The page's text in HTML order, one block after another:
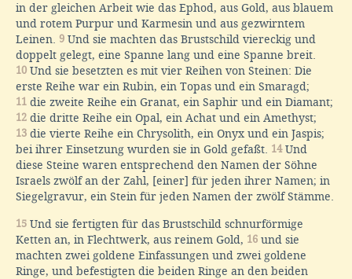
in der gleichen Arbeit wie das Ephod, aus Gold, aus blauem
und rotem Purpur und Karmesin und aus gezwirntem
Leinen. 9 Und sie machten das Brustschild viereckig und
doppelt gelegt, eine Spanne lang und eine Spanne breit.
10 Und sie besetzten es mit vier Reihen von Steinen: Die
erste Reihe war ein Rubin, ein Topas und ein Smaragd;
11 die zweite Reihe ein Granat, ein Saphir und ein Diamant;
12 die dritte Reihe ein Opal, ein Achat und ein Amethyst;
13 die vierte Reihe ein Chrysolith, ein Onyx und ein Jaspis;
bei ihrer Einsetzung wurden sie in Gold gefaßt. 14Und
diese Steine waren entsprechend den Namen der Söhne
Israels zwölf an der Zahl, [einer] für jeden ihrer Namen; in
Siegelgravur, ein Stein für jeden Namen der zwölf Stämme.
15 Und sie fertigten für das Brustschild schnurförmige
Ketten an, in Flechtwerk, aus reinem Gold, 16 und sie
machten zwei goldene Einfassungen und zwei goldene
Ringe, und befestigten die beiden Ringe an den beiden